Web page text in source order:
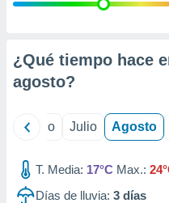
e
mediante
de
¿Qué tiempo hace
agosto?
Junio Julio Agosto
T. Media: 17°C Max.:
Días de lluvia: 3 días